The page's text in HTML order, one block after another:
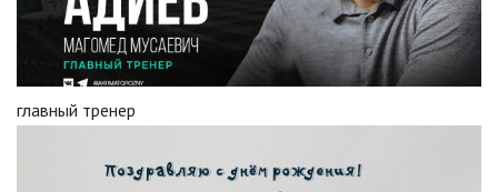
главный тренер